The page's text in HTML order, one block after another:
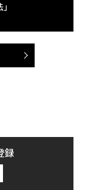
録